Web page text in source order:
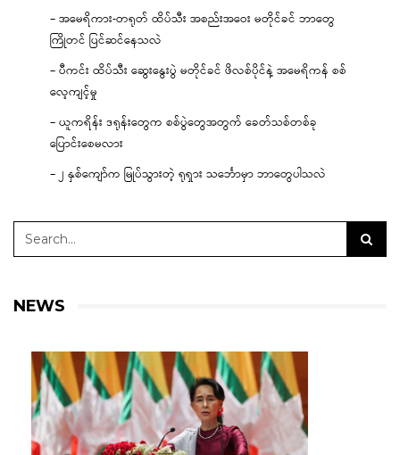
– အမေရိကား-တရုတ် ထိပ်သီး အစည်းအဝေး မတိုင်ခင် ဘာတွေ
ကြိုတင် ပြင်ဆင်နေသလဲ
– ပီကင်း ထိပ်သီး ဆွေးနွေးပွဲ မတိုင်ခင် ဖိလစ်ပိုင်နဲ့ အမေရိကန် စစ်
လေ့ကျင့်မှု
– ယူကရိန်း ဒရုန်းတွေက စစ်ပွဲတွေအတွက် ခေတ်သစ်တစ်ခု
ပြောင်းစေမလား
– ၂ နှစ်ကျော်က မြုပ်သွားတဲ့ ရုရှား သင်္ဘောမှာ ဘာတွေပါသလဲ
NEWS